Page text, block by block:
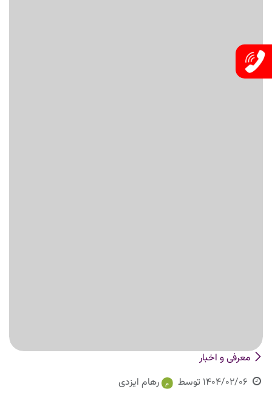
معرفی و اخبار
1404/02/06 توسط رهام ایزدی